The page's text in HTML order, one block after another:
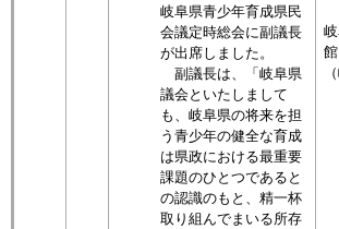
岐阜県青少年育成県民
会議定時総会に副議長
が出席しました。
副議長は、「岐阜県
議会といたしまして
も、岐阜県の将来を担
う青少年の健全な育成
は県政における最重要
課題のひとつであると
の認識のもと、精一杯
取り組んでまいる所存
館